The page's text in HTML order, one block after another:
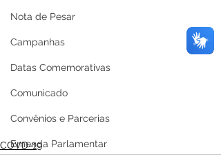
Nota de Pesar
Campanhas
Datas Comemorativas
Comunicado
Convênios e Parcerias
Emenda Parlamentar
COVD-19